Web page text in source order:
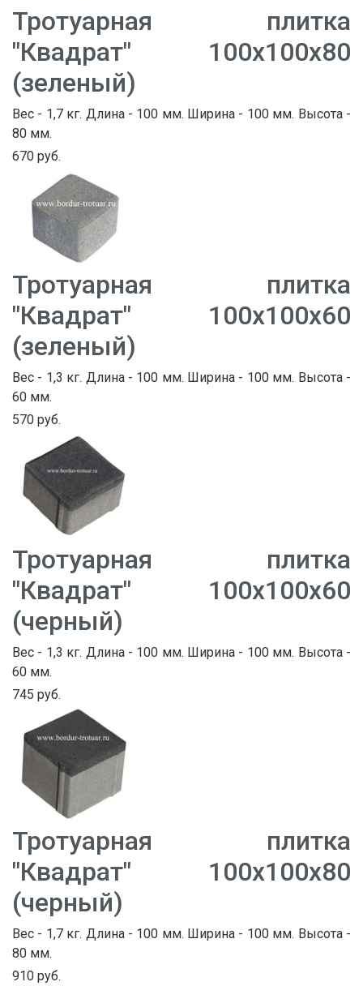
Тротуарная плитка
"Квадрат" 100х100х80
(зеленый)
Вес - 1,7 кг. Длина - 100 мм. Ширина - 100 мм. Высота -
80 мм.
670 руб.
Тротуарная плитка
"Квадрат" 100х100х60
(зеленый)
Вес - 1,3 кг. Длина - 100 мм. Ширина - 100 мм. Высота -
60 мм.
570 руб.
Тротуарная плитка
"Квадрат" 100х100х60
(черный)
Вес - 1,3 кг. Длина - 100 мм. Ширина - 100 мм. Высота -
60 мм.
745 руб.
Тротуарная плитка
"Квадрат" 100х100х80
(черный)
Вес - 1,7 кг. Длина - 100 мм. Ширина - 100 мм. Высота -
80 мм.
910 руб.